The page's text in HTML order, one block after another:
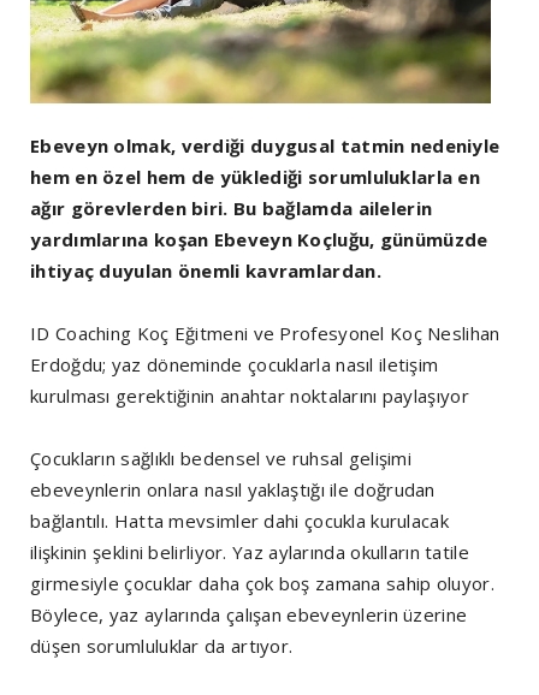
Ebeveyn olmak, verdiği duygusal tatmin nedeniyle
hem en özel hem de yüklediği sorumluluklarla en
ağır görevlerden biri. Bu bağlamda ailelerin
yardımlarına koşan Ebeveyn Koçluğu, günümüzde
ihtiyaç duyulan önemli kavramlardan.
ID Coaching Koç Eğitmeni ve Profesyonel Koç Neslihan
Erdoğdu; yaz döneminde çocuklarla nasıl iletişim
kurulması gerektiğinin anahtar noktalarını paylaşıyor
Çocukların sağlıklı bedensel ve ruhsal gelişimi
ebeveynlerin onlara nasıl yaklaştığı ile doğrudan
bağlantılı. Hatta mevsimler dahi çocukla kurulacak
ilişkinin şeklini belirliyor. Yaz aylarında okulların tatile
girmesiyle çocuklar daha çok boş zamana sahip oluyor.
Böylece, yaz aylarında çalışan ebeveynlerin üzerine
düşen sorumluluklar da artıyor.